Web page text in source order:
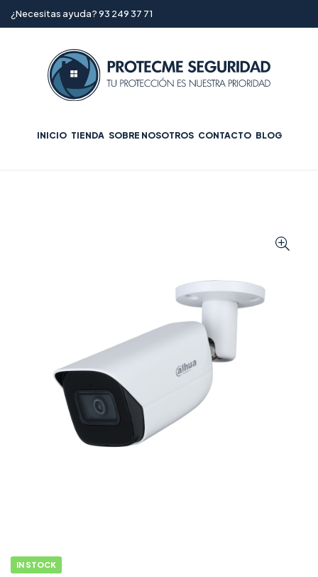
¿Necesitas ayuda? 93 249 37 71
INICIO TIENDA SOBRE NOSOTROS CONTACTO BLOG
IN STOCK